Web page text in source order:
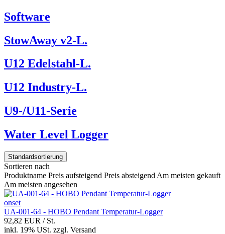
Software
StowAway v2-L.
U12 Edelstahl-L.
U12 Industry-L.
U9-/U11-Serie
Water Level Logger
Standardsortierung
Sortieren nach
Produktname Preis aufsteigend Preis absteigend Am meisten gekauft
Am meisten angesehen
onset
UA-001-64 - HOBO Pendant Temperatur-Logger
92,82 EUR / St.
inkl. 19% USt. zzgl. Versand